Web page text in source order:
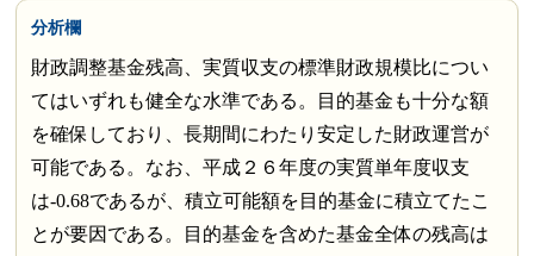
分析欄
財政調整基金残高、実質収支の標準財政規模比につい
てはいずれも健全な水準である。目的基金も十分な額
を確保しており、長期間にわたり安定した財政運営が
可能である。なお、平成２６年度の実質単年度収支
は-0.68であるが、積立可能額を目的基金に積立てたこ
とが要因である。目的基金を含めた基金全体の残高は